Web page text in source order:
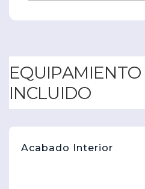
EQUIPAMIENTO
INCLUIDO
Acabado Interior